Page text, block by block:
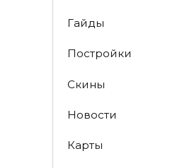
Гайды
Постройки
Скины
Новости
Карты